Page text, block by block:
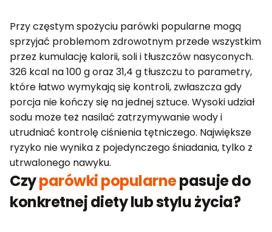
Przy częstym spożyciu parówki popularne mogą
sprzyjać problemom zdrowotnym przede wszystkim
przez kumulację kalorii, soli i tłuszczów nasyconych.
326 kcal na 100 g oraz 31,4 g tłuszczu to parametry,
które łatwo wymykają się kontroli, zwłaszcza gdy
porcja nie kończy się na jednej sztuce. Wysoki udział
sodu może też nasilać zatrzymywanie wody i
utrudniać kontrolę ciśnienia tętniczego. Największe
ryzyko nie wynika z pojedynczego śniadania, tylko z
utrwalonego nawyku.
Czyparówki popularnepasuje do
konkretnej diety lub stylu życia?